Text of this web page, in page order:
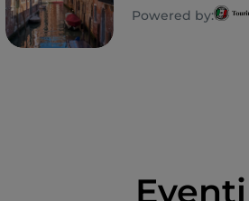
Tintoretto
Powered by:
Eventi